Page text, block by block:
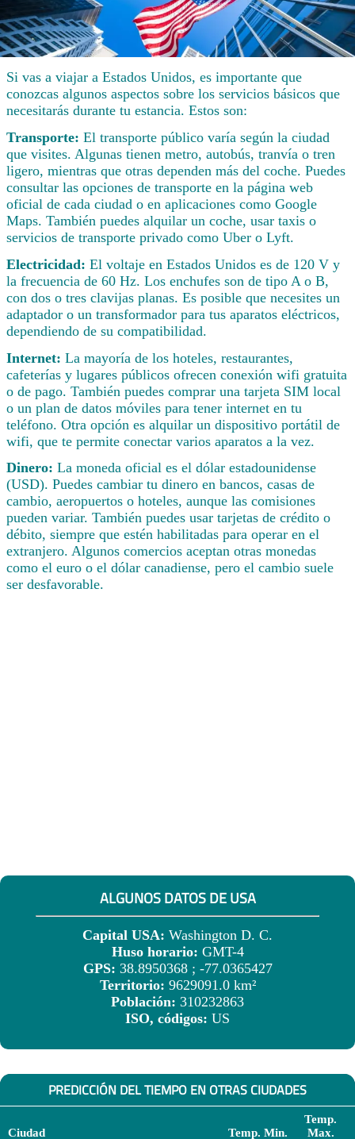
Si vas a viajar a Estados Unidos, es importante que
conozcas algunos aspectos sobre los servicios básicos que
necesitarás durante tu estancia. Estos son:
Transporte: El transporte público varía según la ciudad
que visites. Algunas tienen metro, autobús, tranvía o tren
ligero, mientras que otras dependen más del coche. Puedes
consultar las opciones de transporte en la página web
oficial de cada ciudad o en aplicaciones como Google
Maps. También puedes alquilar un coche, usar taxis o
servicios de transporte privado como Uber o Lyft.
Electricidad: El voltaje en Estados Unidos es de 120 V y
la frecuencia de 60 Hz. Los enchufes son de tipo A o B,
con dos o tres clavijas planas. Es posible que necesites un
adaptador o un transformador para tus aparatos eléctricos,
dependiendo de su compatibilidad.
Internet: La mayoría de los hoteles, restaurantes,
cafeterías y lugares públicos ofrecen conexión wifi gratuita
o de pago. También puedes comprar una tarjeta SIM local
o un plan de datos móviles para tener internet en tu
teléfono. Otra opción es alquilar un dispositivo portátil de
wifi, que te permite conectar varios aparatos a la vez.
Dinero: La moneda oficial es el dólar estadounidense
(USD). Puedes cambiar tu dinero en bancos, casas de
cambio, aeropuertos o hoteles, aunque las comisiones
pueden variar. También puedes usar tarjetas de crédito o
débito, siempre que estén habilitadas para operar en el
extranjero. Algunos comercios aceptan otras monedas
como el euro o el dólar canadiense, pero el cambio suele
ser desfavorable.
ALGUNOS DATOS DE USA
Capital USA: Washington D. C.
Huso horario: GMT-4
GPS: 38.8950368 ; -77.0365427
Territorio: 9629091.0 km²
Población: 310232863
ISO, códigos: US
PREDICCIÓN DEL TIEMPO EN OTRAS CIUDADES
Ciudad Temp. Min.
Temp.
Max.